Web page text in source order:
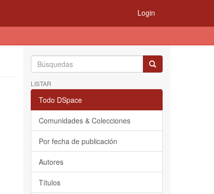
Login
LISTAR
Todo DSpace
Comunidades & Colecciones
Por fecha de publicación
Autores
Títulos